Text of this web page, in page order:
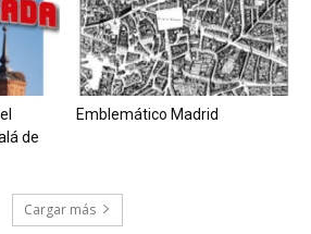
de
Emblemático Madrid
Cargar más